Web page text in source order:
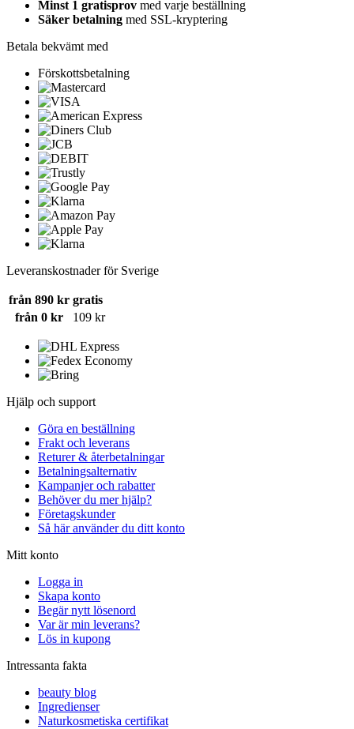
Minst 1 gratisprov med varje beställning
Säker betalning med SSL-kryptering
Betala bekvämt med
Förskottsbetalning
Leveranskostnader för Sverige
från 890 kr gratis
från 0 kr
109 kr
Hjälp och support
Göra en beställning
Frakt och leverans
Returer & återbetalningar
Betalningsalternativ
Kampanjer och rabatter
Behöver du mer hjälp?
Företagskunder
Så här använder du ditt konto
Mitt konto
Logga in
Skapa konto
Begär nytt lösenord
Var är min leverans?
Lös in kupong
Intressanta fakta
beauty blog
Ingredienser
Naturkosmetiska certifikat